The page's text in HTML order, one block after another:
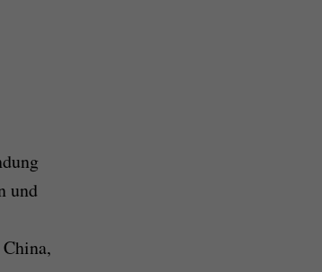
und